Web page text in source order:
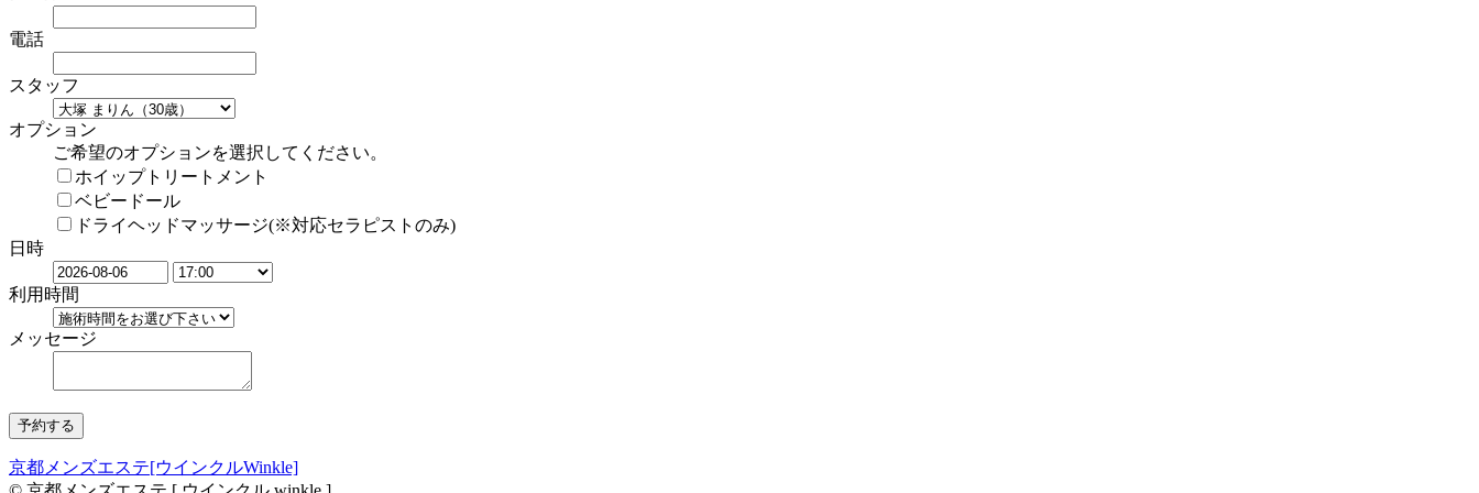
電話
スタッフ
オプション
ご希望のオプションを選択してください。
ホイップトリートメント
ベビードール
ドライヘッドマッサージ(※対応セラピストのみ)
日時
利用時間
メッセージ
京都メンズエステ[ウインクルWinkle]